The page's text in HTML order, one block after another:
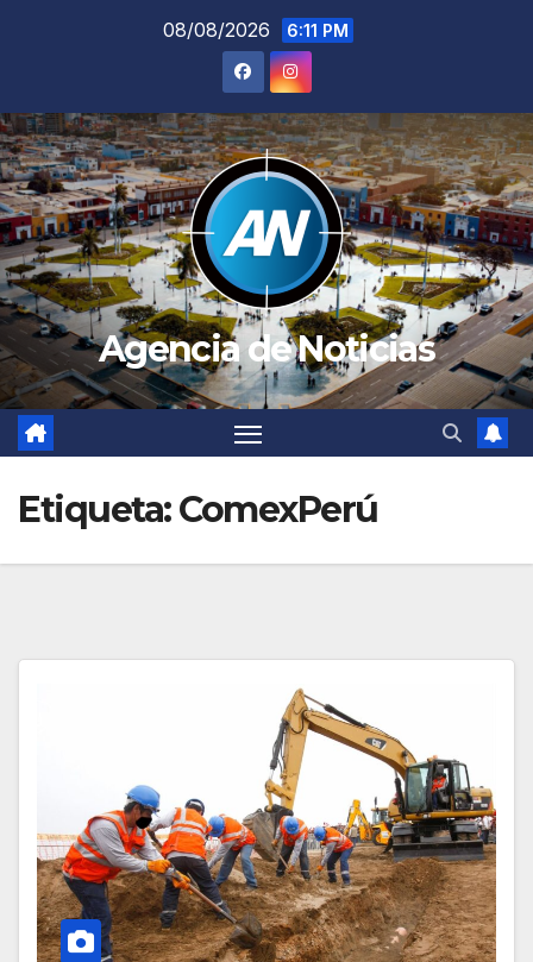
08/08/2026 6:11 PM
Agencia de Noticias
Etiqueta:ComexPerú